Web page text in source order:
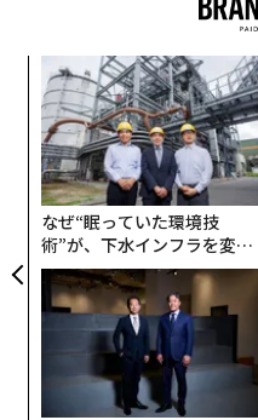
なぜ“眠っていた環境技
術”が、下水インフラを変え
たのか──産総研×月島JFE
アクアソリューションの10年